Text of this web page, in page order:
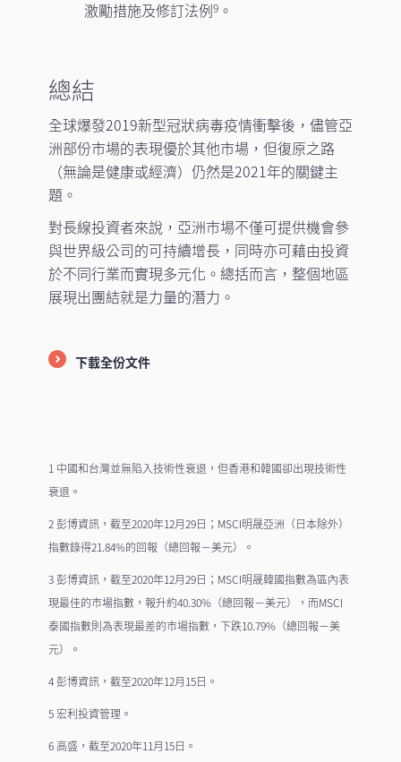
激勵措施及修訂法例9。
總結
全球爆發2019新型冠狀病毒疫情衝擊後，儘管亞
洲部份市場的表現優於其他市場，但復原之路
（無論是健康或經濟）仍然是2021年的關鍵主
題。
對長線投資者來說，亞洲市場不僅可提供機會參
與世界級公司的可持續增長，同時亦可藉由投資
於不同行業而實現多元化。總括而言，整個地區
展現出團結就是力量的潛力。
下載全份文件
1 中國和台灣並無陷入技術性衰退，但香港和韓國卻出現技術性
衰退。
2 彭博資訊，截至2020年12月29日；MSCI明晟亞洲（日本除外）
指數錄得21.84%的回報（總回報－美元）。
3 彭博資訊，截至2020年12月29日；MSCI明晟韓國指數為區內表
現最佳的市場指數，報升約40.30%（總回報－美元），而MSCI
泰國指數則為表現最差的市場指數，下跌10.79%（總回報－美
元）。
4 彭博資訊，截至2020年12月15日。
5 宏利投資管理。
6 高盛，截至2020年11月15日。